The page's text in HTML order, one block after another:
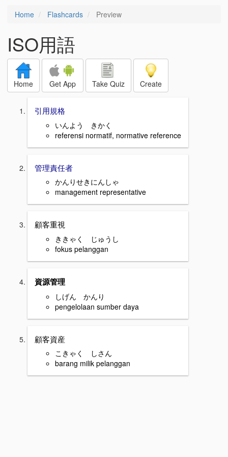
Home Flashcards Preview
ISO用語
Home Get App Take Quiz Create
引用規格
いんよう きかく
referensi normatif, normative reference
管理責任者
かんりせきにんしゃ
management representative
顧客重視
ききゃく じゅうし
fokus pelanggan
資源管理
しげん かんり
pengelolaan sumber daya
顧客資産
こきゃく しさん
barang milik pelanggan